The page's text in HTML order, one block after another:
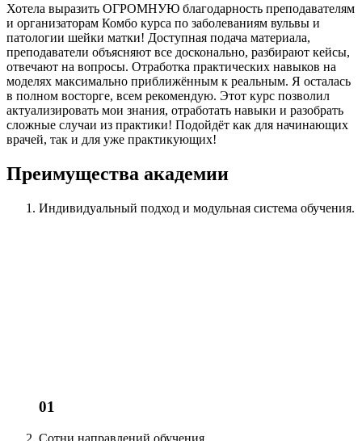
Хотела выразить ОГРОМНУЮ благодарность преподавателям
и организаторам Комбо курса по заболеваниям вульвы и
патологии шейки матки! Доступная подача материала,
преподаватели объясняют все досконально, разбирают кейсы,
отвечают на вопросы. Отработка практических навыков на
моделях максимально приближённым к реальным. Я осталась
в полном восторге, всем рекомендую. Этот курс позволил
актуализировать мои знания, отработать навыки и разобрать
сложные случаи из практики! Подойдёт как для начинающих
врачей, так и для уже практикующих!
Преимущества академии
Индивидуальный подход и модульная система обучения.
01